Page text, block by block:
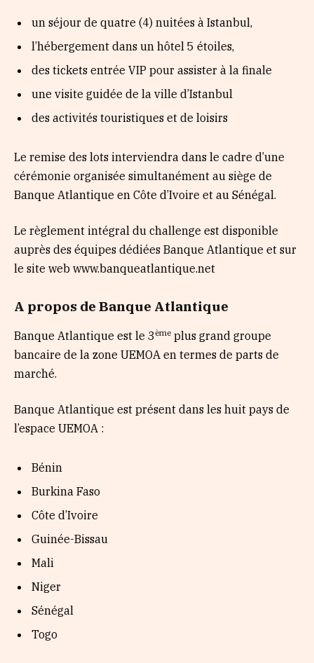
un séjour de quatre (4) nuitées à Istanbul,
l’hébergement dans un hôtel 5 étoiles,
des tickets entrée VIP pour assister à la finale
une visite guidée de la ville d’Istanbul
des activités touristiques et de loisirs
Le remise des lots interviendra dans le cadre d’une
cérémonie organisée simultanément au siège de
Banque Atlantique en Côte d’Ivoire et au Sénégal.
Le règlement intégral du challenge est disponible
auprès des équipes dédiées Banque Atlantique et sur
le site web www.banqueatlantique.net
A propos de Banque Atlantique
Banque Atlantique est le 3ème plus grand groupe
bancaire de la zone UEMOA en termes de parts de
marché.
Banque Atlantique est présent dans les huit pays de
l’espace UEMOA :
Bénin
Burkina Faso
Côte d’Ivoire
Guinée-Bissau
Mali
Niger
Sénégal
Togo